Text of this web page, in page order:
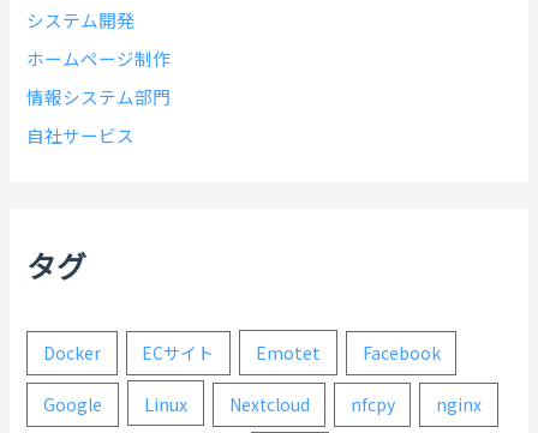
システム開発
ホームページ制作
情報システム部門
自社サービス
タグ
Docker ECサイト Emotet Facebook
Google Linux Nextcloud nfcpy nginx